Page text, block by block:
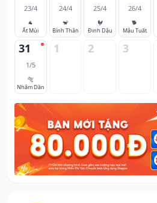
23/4
🐐
Ất Mùi
24/4
🐒
Bính Thân
25/4
🐓
Đinh Dậu
26/4
🐕
Mậu Tuất
31
1/5
🐅
Nhâm Dần
1 2 3